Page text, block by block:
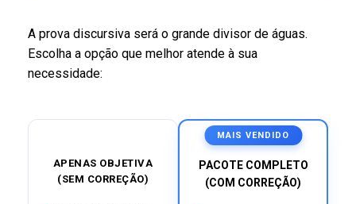
A prova discursiva será o grande divisor de águas.
Escolha a opção que melhor atende à sua
necessidade:
APENAS OBJETIVA
(SEM CORREÇÃO)
MAIS VENDIDO
PACOTE COMPLETO
(COM CORREÇÃO)